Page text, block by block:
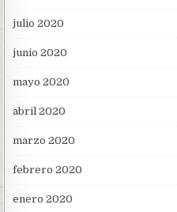
julio 2020
junio 2020
mayo 2020
abril 2020
marzo 2020
febrero 2020
enero 2020